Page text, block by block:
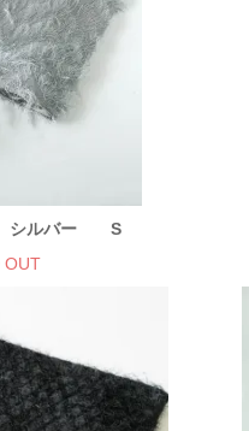
シルバー S
OUT